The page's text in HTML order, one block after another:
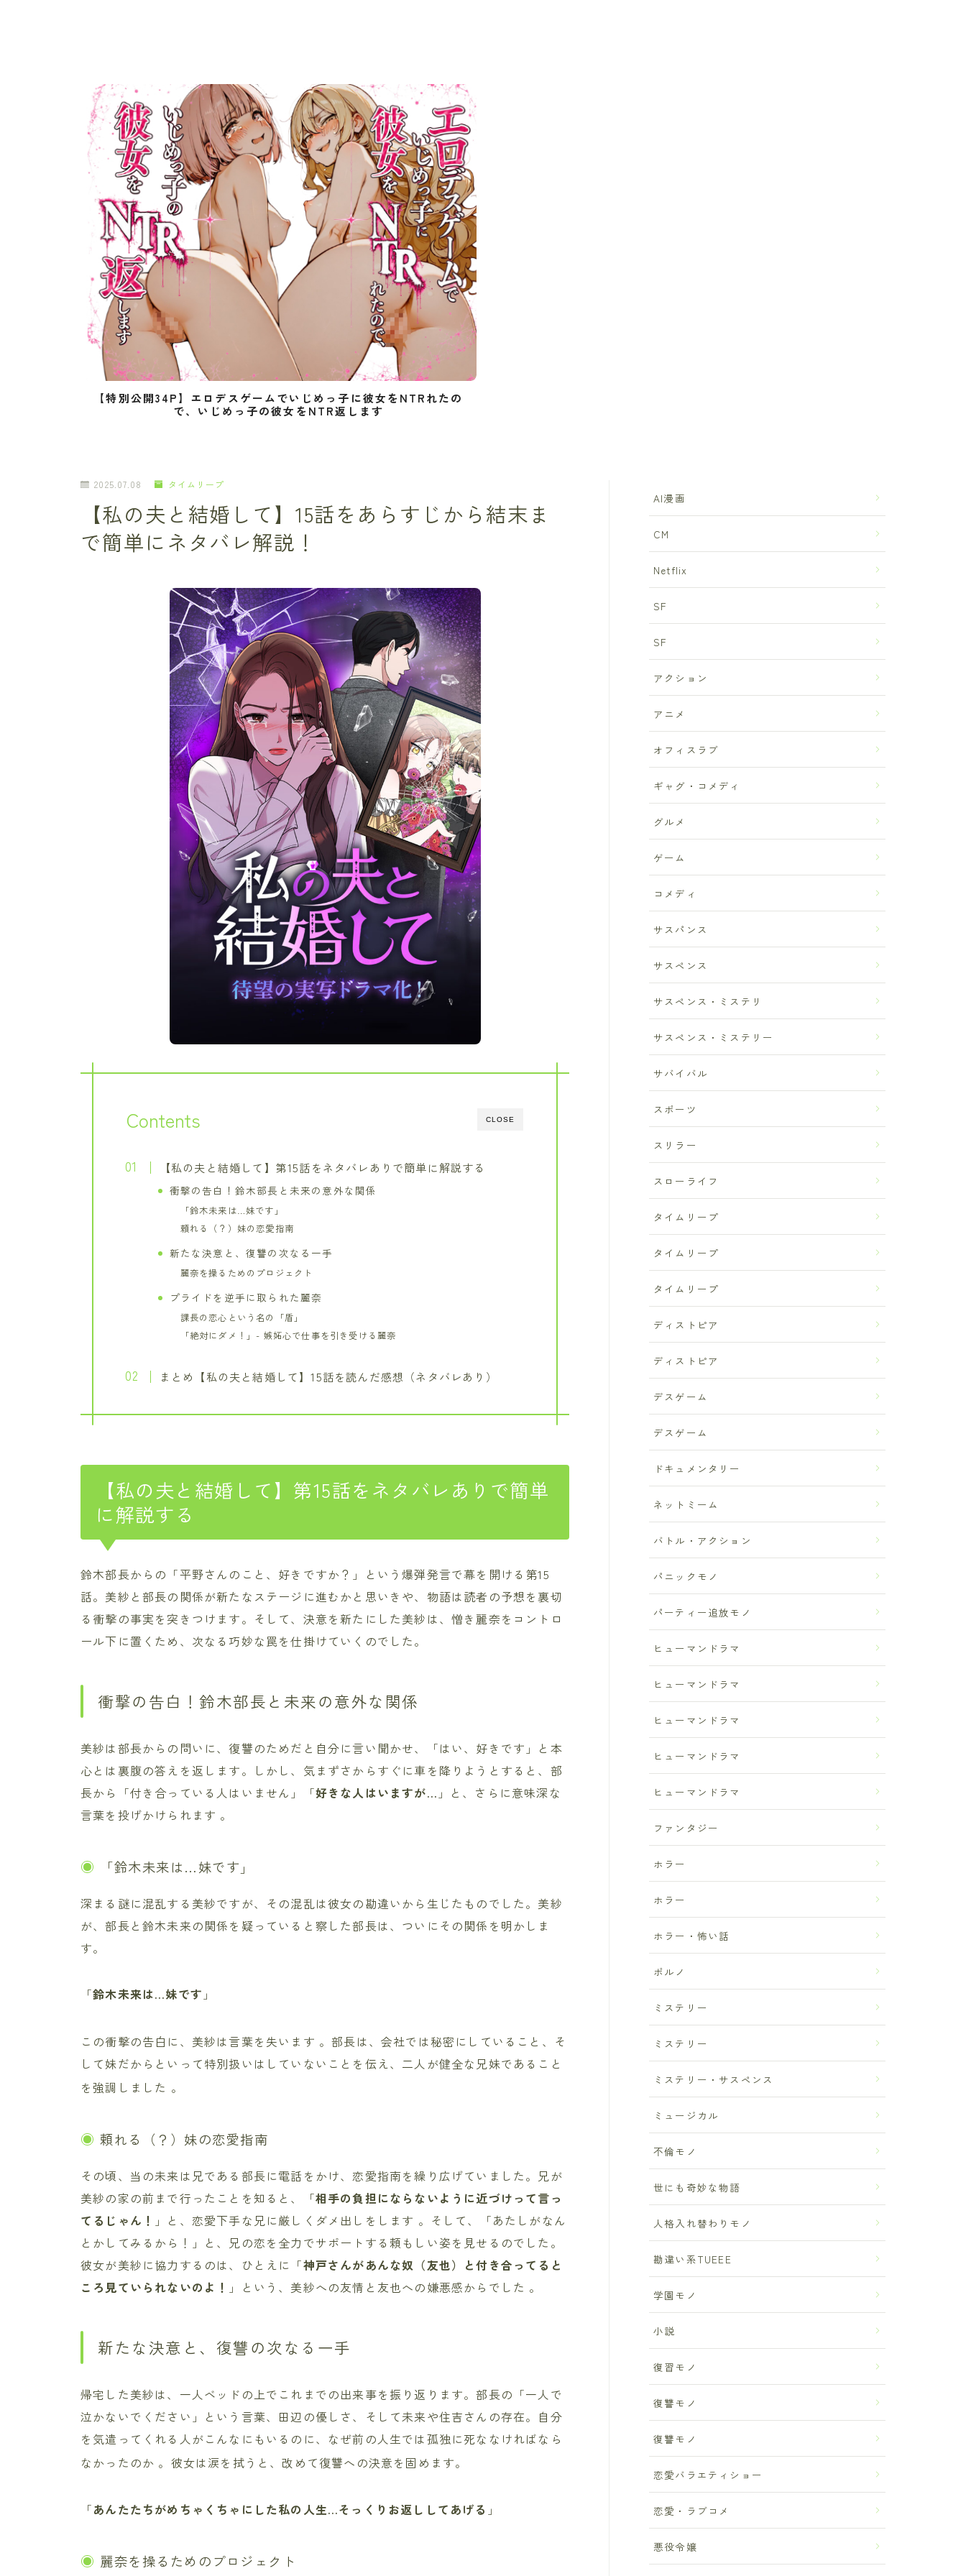
【特別公開34P】エロデスゲームでいじめっ子に彼女をNTRれたの
で、いじめっ子の彼女をNTR返します
2025.07.08 タイムリープ
【私の夫と結婚して】15話をあらすじから結末ま
で簡単にネタバレ解説！
CLOSE
Contents
【私の夫と結婚して】第15話をネタバレありで簡単に解説する
衝撃の告白！鈴木部長と未来の意外な関係
「鈴木未来は…妹です」
頼れる（？）妹の恋愛指南
新たな決意と、復讐の次なる一手
麗奈を操るためのプロジェクト
プライドを逆手に取られた麗奈
課長の恋心という名の「盾」
「絶対にダメ！」- 嫉妬心で仕事を引き受ける麗奈
まとめ【私の夫と結婚して】15話を読んだ感想（ネタバレあり）
【私の夫と結婚して】第15話をネタバレありで簡単
に解説する
鈴木部長からの「平野さんのこと、好きですか？」という爆弾発言で幕を開ける第15
話。美紗と部長の関係が新たなステージに進むかと思いきや、物語は読者の予想を裏切
る衝撃の事実を突きつけます。そして、決意を新たにした美紗は、憎き麗奈をコントロ
ール下に置くため、次なる巧妙な罠を仕掛けていくのでした。
衝撃の告白！鈴木部長と未来の意外な関係
美紗は部長からの問いに、復讐のためだと自分に言い聞かせ、「はい、好きです」と本
心とは裏腹の答えを返します。しかし、気まずさからすぐに車を降りようとすると、部
長から「付き合っている人はいません」「好きな人はいますが… 」と、さらに意味深な
言葉を投げかけられます 。
「鈴木未来は…妹です」
深まる謎に混乱する美紗ですが、その混乱は彼女の勘違いから生じたものでした。美紗
が、部長と鈴木未来の関係を疑っていると察した部長は、ついにその関係を明かしま
す。
「鈴木未来は…妹です 」
この衝撃の告白に、美紗は言葉を失います 。部長は、会社では秘密にしていること、そ
して妹だからといって特別扱いはしていないことを伝え、二人が健全な兄妹であること
を強調しました 。
頼れる（？）妹の恋愛指南
その頃、当の未来は兄である部長に電話をかけ、恋愛指南を繰り広げていました。兄が
美紗の家の前まで行ったことを知ると、「相手の負担にならないように近づけって言っ
てるじゃん！ 」と、恋愛下手な兄に厳しくダメ出しをします 。そして、「あたしがなん
とかしてみるから！」と、兄の恋を全力でサポートする頼もしい姿を見せるのでした。
彼女が美紗に協力するのは、ひとえに「神戸さんがあんな奴（友也）と付き合ってると
ころ見ていられないのよ！ 」という、美紗への友情と友也への嫌悪感からでした 。
新たな決意と、復讐の次なる一手
帰宅した美紗は、一人ベッドの上でこれまでの出来事を振り返ります。部長の「一人で
泣かないでください」という言葉、田辺の優しさ、そして未来や住吉さんの存在。自分
を気遣ってくれる人がこんなにもいるのに、なぜ前の人生では孤独に死ななければなら
なかったのか 。彼女は涙を拭うと、改めて復讐への決意を固めます。
「あんたたちがめちゃくちゃにした私の人生…そっくりお返ししてあげる 」
麗奈を操るためのプロジェクト
AI漫画
CM
Netflix
SF
SF
アクション
アニメ
オフィスラブ
ギャグ・コメディ
グルメ
ゲーム
コメディ
サスパンス
サスペンス
サスペンス・ミステリ
サスペンス・ミステリー
サバイバル
スポーツ
スリラー
スローライフ
タイムリープ
タイムリープ
タイムリープ
ディストピア
ディストピア
デスゲーム
デスゲーム
ドキュメンタリー
ネットミーム
バトル・アクション
パニックモノ
パーティー追放モノ
ヒューマンドラマ
ヒューマンドラマ
ヒューマンドラマ
ヒューマンドラマ
ヒューマンドラマ
ファンタジー
ホラー
ホラー
ホラー・怖い話
ポルノ
ミステリー
ミステリー
ミステリー・サスペンス
ミュージカル
不倫モノ
世にも奇妙な物語
人格入れ替わりモノ
勘違い系TUEEE
学園モノ
小説
復習モノ
復讐モノ
復讐モノ
恋愛バラエティショー
恋愛・ラブコメ
悪役令嬢